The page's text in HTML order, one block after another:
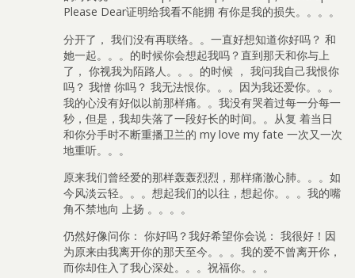
Please Dear证明给我看不能拥 有你是我的损失。。。。
分开了， 我们没有再联络。。一直好想知道你好吗？ 和
她一起。。。的时候你会想起我吗？直到那天和你与上
了， 你视我为陌路人。。。的时候 ， 我问我自己我恨你
吗？ 我憎 你吗？ 我无法恨你。。。因为我还爱你。。。
我的心没有好似以前那样痛。。我没有哭着过每一分每一
秒，但是，我却失落了一段好长的时间。。从复 着当日
和你分手时不断重播卫兰的 my love my fate 一次又一次
地重听。。。
原来我们曾经爱的那样轰轰烈烈，那样痛澈心肺。。。如
今风淡云轻。。。想起我们的以往，想起你。。。我的嘴
角不禁地向 上扬 。。。。
仍然好像问你： 你好吗？我好希望你会说： 我很好！因
为原来由我离开你的那天至今。。。我的爱不曾离开你，
而你却住入了我心深处。。。祝福你。。。